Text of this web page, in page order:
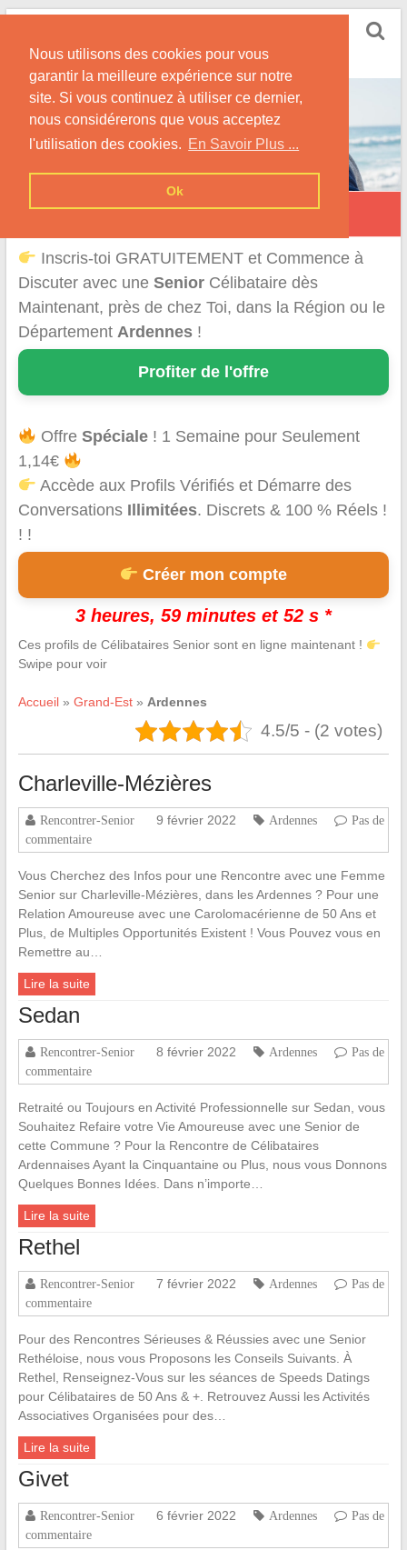
Nous utilisons des cookies pour vous
garantir la meilleure expérience sur notre
site. Si vous continuez à utiliser ce dernier,
nous considérerons que vous acceptez
l'utilisation des cookies. En Savoir Plus ...
Ok
Skip
content
Conseils & Infos pour la Rencontre d'une Senior
Rencontre d'une Senior dans les Ardennes
Inscris-toi GRATUITEMENT et Commence à
Discuter avec une SeniorCélibataire dès
Maintenant, près de chez Toi, dans la Région ou le
Département Ardennes!
Profiter de l'offre
OffreSpéciale ! 1 Semaine pour Seulement
1,14€
Accède aux Profils Vérifiés et Démarre des
Conversations Illimitées. Discrets & 100 % Réels !
! !
Créer mon compte
3 heures, 59 minutes et 51 s *
Ces profils de Célibataires Senior sont en ligne maintenant !
Swipe pour voir
Accueil» Grand-Est» Ardennes
4.5/5 - (2 votes)
Charleville-Mézières
Rencontrer-Senior 9 février 2022 Ardennes
Pas de
commentaire
Vous Cherchez des Infos pour une Rencontre avec une Femme
Senior sur Charleville-Mézières, dans les Ardennes ? Pour une
Relation Amoureuse avec une Carolomacérienne de 50 Ans et
Plus, de Multiples Opportunités Existent ! Vous Pouvez vous en
Remettre au…
Lire la suite
Sedan
Rencontrer-Senior 8 février 2022 Ardennes
Pas de
commentaire
Retraité ou Toujours en Activité Professionnelle sur Sedan, vous
Souhaitez Refaire votre Vie Amoureuse avec une Senior de
cette Commune ? Pour la Rencontre de Célibataires
Ardennaises Ayant la Cinquantaine ou Plus, nous vous Donnons
Quelques Bonnes Idées. Dans n’importe…
Lire la suite
Rethel
Rencontrer-Senior 7 février 2022 Ardennes
Pas de
commentaire
Pour des Rencontres Sérieuses & Réussies avec une Senior
Rethéloise, nous vous Proposons les Conseils Suivants. À
Rethel, Renseignez-Vous sur les séances de Speeds Datings
pour Célibataires de 50 Ans & +. Retrouvez Aussi les Activités
Associatives Organisées pour des…
Lire la suite
Givet
Rencontrer-Senior 6 février 2022 Ardennes
Pas de
commentaire